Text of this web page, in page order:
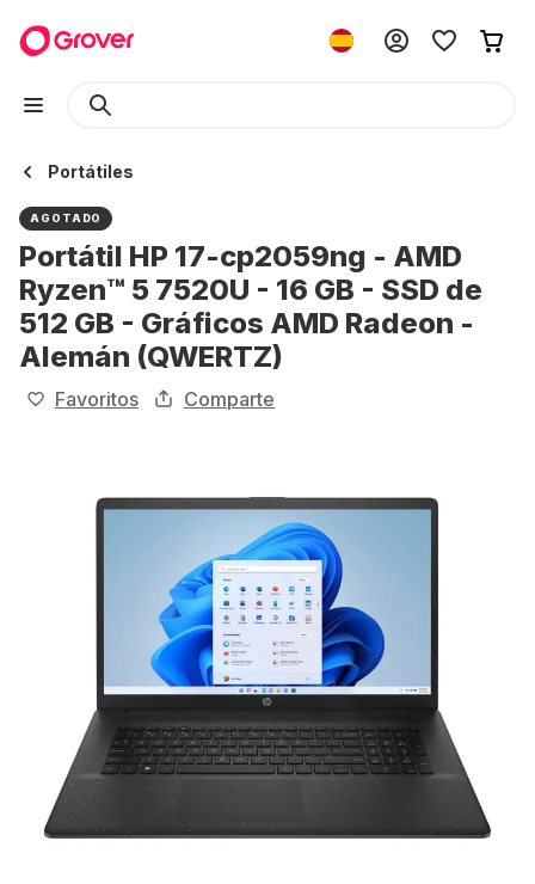
Portátiles
AGOTADO
Portátil HP 17-cp2059ng - AMD
Ryzen™ 5 7520U - 16 GB - SSD de
512 GB - Gráficos AMD Radeon -
Alemán (QWERTZ)
Favoritos Comparte